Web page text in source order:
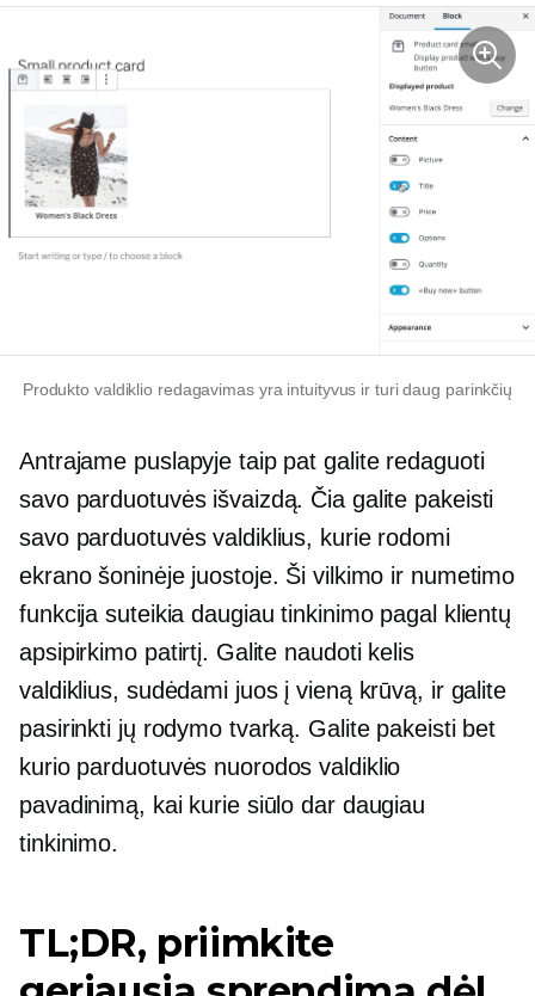
Produkto valdiklio redagavimas yra intuityvus ir turi daug parinkčių
Antrajame puslapyje taip pat galite redaguoti
savo parduotuvės išvaizdą. Čia galite pakeisti
savo parduotuvės valdiklius, kurie rodomi
ekrano šoninėje juostoje. Ši vilkimo ir numetimo
funkcija suteikia daugiau tinkinimo pagal klientų
apsipirkimo patirtį. Galite naudoti kelis
valdiklius, sudėdami juos į vieną krūvą, ir galite
pasirinkti jų rodymo tvarką. Galite pakeisti bet
kurio parduotuvės nuorodos valdiklio
pavadinimą, kai kurie siūlo dar daugiau
tinkinimo.
TL;DR, priimkite